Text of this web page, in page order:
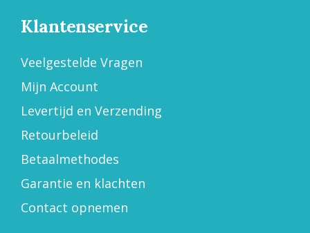
Klantenservice
Veelgestelde Vragen
Mijn Account
Levertijd en Verzending
Retourbeleid
Betaalmethodes
Garantie en klachten
Contact opnemen